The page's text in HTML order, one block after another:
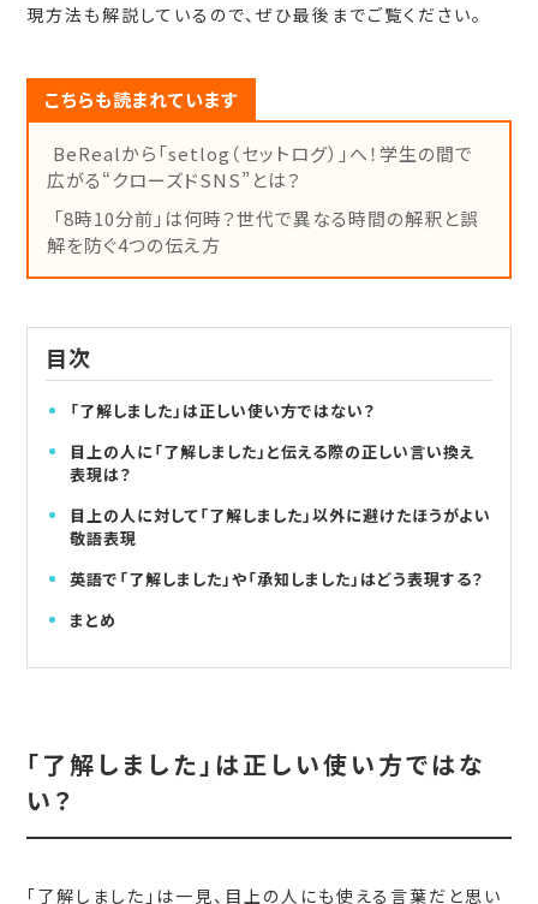
現方法も解説しているので、ぜひ最後までご覧ください。
こちらも読まれています
BeRealから「setlog（セットログ）」へ！学生の間で
広がる“クローズドSNS”とは？
「8時10分前」は何時？世代で異なる時間の解釈と誤
解を防ぐ4つの伝え方
目次
「了解しました」は正しい使い方ではない？
目上の人に「了解しました」と伝える際の正しい言い換え
表現は？
目上の人に対して「了解しました」以外に避けたほうがよい
敬語表現
英語で「了解しました」や「承知しました」はどう表現する？
まとめ
「了解しました」は正しい使い方ではな
い？
「了解しました」は一見、目上の人にも使える言葉だと思い